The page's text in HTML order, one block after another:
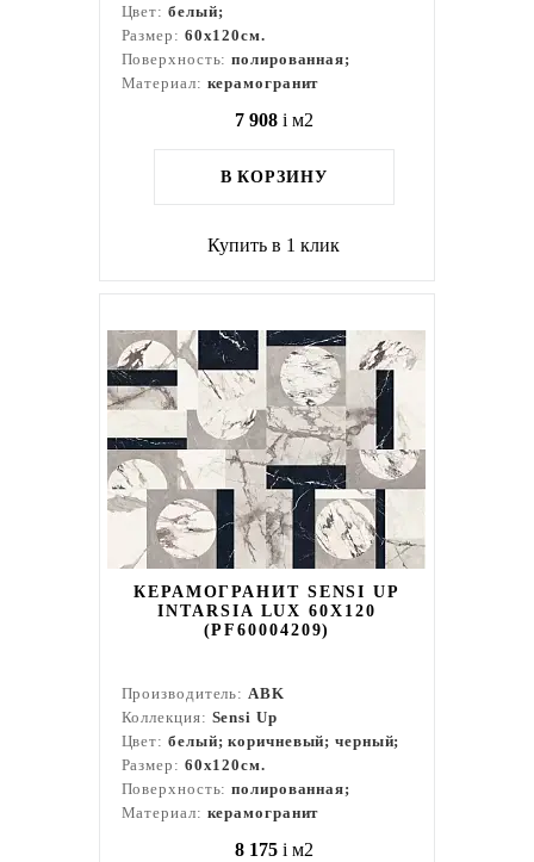
Цвет: белый;
Размер: 60x120см.
Поверхность:полированная;
Материал: керамогранит
7 908 i м2
В КОРЗИНУ
Купить в 1 клик
КЕРАМОГРАНИТ SENSI UP
INTARSIA LUX 60X120
(PF60004209)
Производитель:ABK
Коллекция: Sensi Up
Цвет: белый; коричневый; черный;
Размер: 60x120см.
Поверхность:полированная;
Материал: керамогранит
8 175 i м2